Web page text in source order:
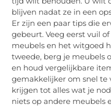
blijven nadat ze in een
Er zijn een paar tips die
gebeurt. Veeg eerst vuil
meubels en het witgoed
tweede, berg je meubels
en houd vergelijkbare
gemakkelijker om snel te
krijgen tot alles wat je
niets op andere meubels